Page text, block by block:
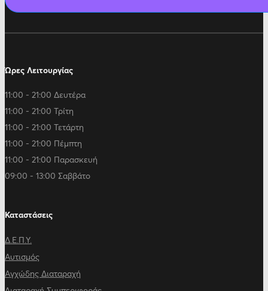
Ώρες Λειτουργίας
11:00 - 21:00 Δευτέρα
11:00 - 21:00 Τρίτη
11:00 - 21:00 Τετάρτη
11:00 - 21:00 Πέμπτη
11:00 - 21:00 Παρασκευή
09:00 - 13:00 Σαββάτο
Καταστάσεις
Δ.Ε.Π.Υ.
Αυτισμός
Αγχώδης Διαταραχή